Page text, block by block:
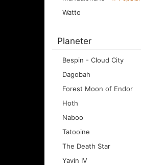
Watto
Planeter
Bespin - Cloud City
Dagobah
Forest Moon of Endor
Hoth
Naboo
Tatooine
The Death Star
Yavin IV